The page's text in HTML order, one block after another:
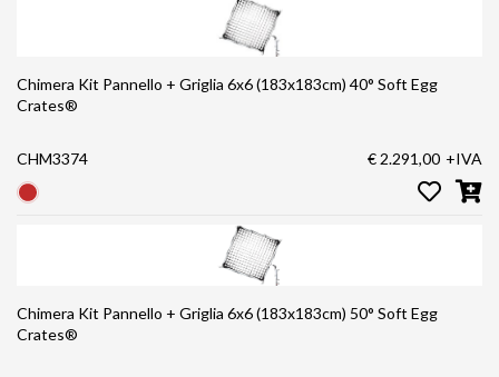
Chimera Kit Pannello + Griglia 6x6 (183x183cm) 40° Soft Egg
Crates®
CHM3374 € 2.291,00 +IVA
Chimera Kit Pannello + Griglia 6x6 (183x183cm) 50° Soft Egg
Crates®